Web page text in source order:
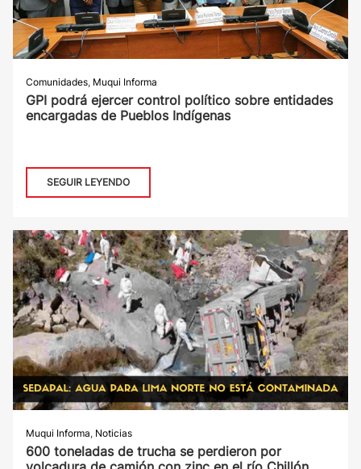
Comunidades, Muqui Informa
GPI podrá ejercer control político sobre entidades
encargadas de Pueblos Indígenas
SEGUIR LEYENDO
Muqui Informa, Noticias
600 toneladas de trucha se perdieron por